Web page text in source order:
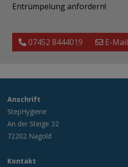
Entrümpelung anfordern!
07452 8444019 E-Mail
Anschrift
StepHygiene
An der Steige 32
72202 Nagold
Kontakt